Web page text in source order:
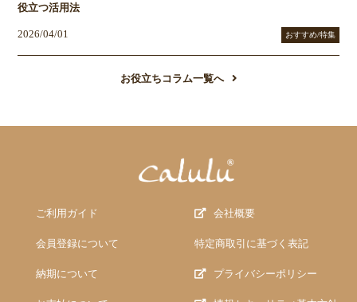
役立つ活用法
2026/04/01 おすすめ/特集
お役立ちコラム一覧へ
ご利用ガイド
会員登録について
納期について
会社概要
特定商取引に基づく表記
プライバシーポリシー